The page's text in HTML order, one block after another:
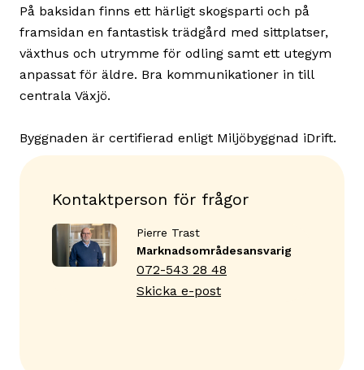
På baksidan finns ett härligt skogsparti och på
framsidan en fantastisk trädgård med sittplatser,
växthus och utrymme för odling samt ett utegym
anpassat för äldre. Bra kommunikationer in till
centrala Växjö.
Byggnaden är certifierad enligt Miljöbyggnad iDrift.
Kontaktperson för frågor
Pierre Trast
Marknadsområdes­ansvarig
072-543 28 48
Skicka e-post